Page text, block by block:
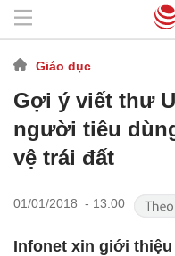
Giáo dục
Gợi ý viết thư
người tiêu
vệ trái đất
01/01/2018 - 13:00
Infonet xin giới